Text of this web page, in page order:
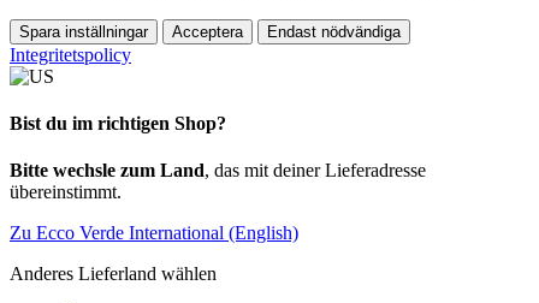
Spara inställningar Acceptera Endast nödvändiga
Integritetspolicy
Bist du im richtigen Shop?
Bitte wechsle zum Land, das mit deiner Lieferadresse
übereinstimmt.
Zu Ecco Verde International (English)
Anderes Lieferland wählen